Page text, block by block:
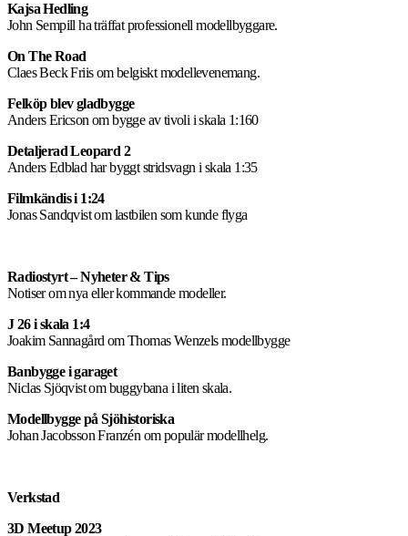
Kajsa Hedling
John Sempill ha träffat professionell modellbyggare.
On The Road
Claes Beck Friis om belgiskt modellevenemang.
Felköp blev gladbygge
Anders Ericson om bygge av tivoli i skala 1:160
Detaljerad Leopard 2
Anders Edblad har byggt stridsvagn i skala 1:35
Filmkändis i 1:24
Jonas Sandqvist om lastbilen som kunde flyga
Radiostyrt – Nyheter & Tips
Notiser om nya eller kommande modeller.
J 26 i skala 1:4
Joakim Sannagård om Thomas Wenzels modellbygge
Banbygge i garaget
Niclas Sjöqvist om buggybana i liten skala.
Modellbygge på Sjöhistoriska
Johan Jacobsson Franzén om populär modellhelg.
Verkstad
3D Meetup 2023